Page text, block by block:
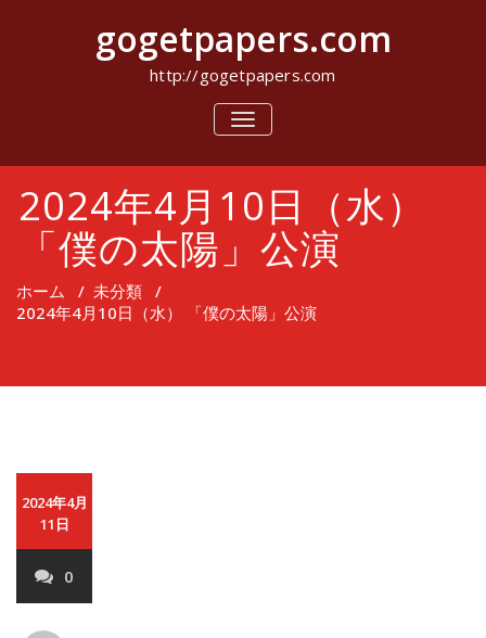
キ
gogetpapers.com
http://gogetpapers.com
ナ
ビ
シ
ョ
替
え
2024年4月10日（水）
「僕の太陽」公演
ホーム / 未分類 /
2024年4月10日（水） 「僕の太陽」公演
2024年4月
11日
0